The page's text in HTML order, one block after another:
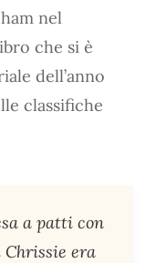
nel
che si è
dell’anno
classifiche
a patti con
Chrissie era